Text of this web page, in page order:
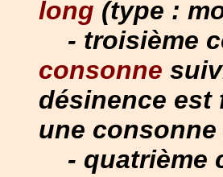
long (type :
- troisième
consonne
désinence est
une
- quatrième